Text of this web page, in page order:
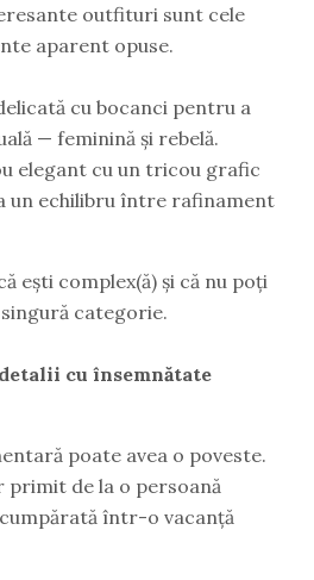
outfituri sunt cele
aparent opuse.
cu bocanci pentru a
— feminină și rebelă.
elegant cu un tricou grafic
un echilibru între rafinament
ești complex(ă) și că nu poți
categorie.
cu însemnătate
poate avea o poveste.
primit de la o persoană
într-o vacanță